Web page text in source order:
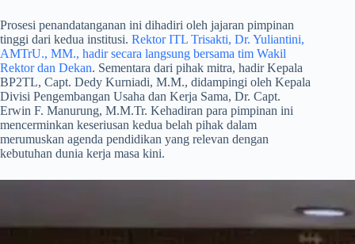
​Prosesi penandatanganan ini dihadiri oleh jajaran pimpinan
tinggi dari kedua institusi. Rektor ITL Trisakti, Dr. Yuliantini,
AMTrU., MM., hadir secara langsung bersama tim Wakil
Rektor dan Dekan. Sementara dari pihak mitra, hadir Kepala
BP2TL, Capt. Dedy Kurniadi, M.M., didampingi oleh Kepala
Divisi Pengembangan Usaha dan Kerja Sama, Dr. Capt.
Erwin F. Manurung, M.M.Tr. Kehadiran para pimpinan ini
mencerminkan keseriusan kedua belah pihak dalam
merumuskan agenda pendidikan yang relevan dengan
kebutuhan dunia kerja masa kini.